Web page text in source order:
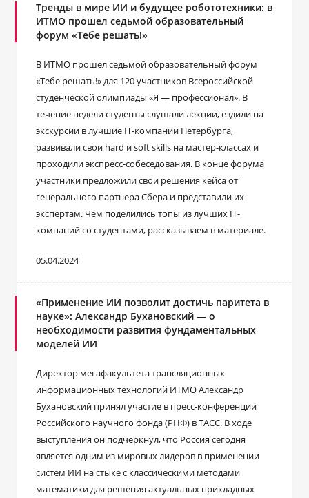
Тренды в мире ИИ и будущее робототехники: в
ИТМО прошел седьмой образовательный
форум «Тебе решать!»
В ИТМО прошел седьмой образовательный форум
«Тебе решать!» для 120 участников Всероссийской
студенческой олимпиады «Я ― профессионал». В
течение недели студенты слушали лекции, ездили на
экскурсии в лучшие IT-компании Петербурга,
развивали свои hard и soft skills на мастер-классах и
проходили экспресс-собеседования. В конце форума
участники предложили свои решения кейса от
генерального партнера Сбера и представили их
экспертам. Чем поделились топы из лучших IT-
компаний со студентами, рассказываем в материале.
05.04.2024
«Применение ИИ позволит достичь паритета в
науке»: Александр Бухановский — о
необходимости развития фундаментальных
моделей ИИ
Директор мегафакультета трансляционных
информационных технологий ИТМО Александр
Бухановский принял участие в пресс-конференции
Российского научного фонда (РНФ) в ТАСС. В ходе
выступления он подчеркнул, что Россия сегодня
является одним из мировых лидеров в применении
систем ИИ на стыке с классическими методами
математики для решения актуальных прикладных